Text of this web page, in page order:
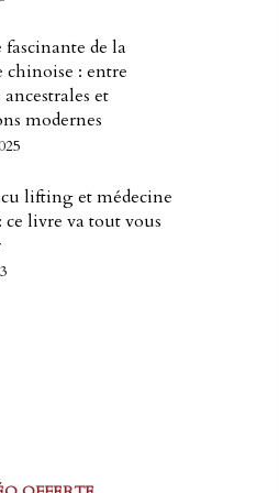
fascinante de la
chinoise : entre
et
modernes
lifting et médecine
ce livre va tout vous